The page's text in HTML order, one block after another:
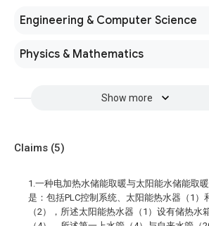
Engineering & Computer Science
Physics & Mathematics
Show more
Claims (5)
1.一种电加热水储能取暖与太阳能水储能取
是：包括PLC控制系统、太阳能热水器（1）
（2），所述太阳能热水器（1）设有储热水